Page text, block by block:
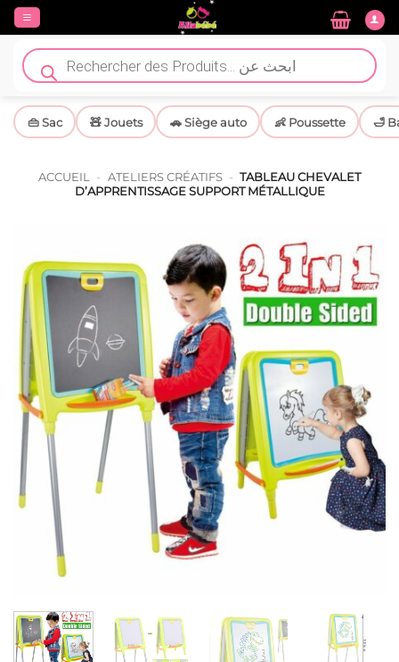
Passer
contenu
Recherche
de
produits
👜 Sac 🧸 Jouets 🚗 Siège auto 👶 Poussette 🛁
ACCUEIL - ATELIERS CRÉATIFS - TABLEAU CHEVALET
D’APPRENTISSAGE SUPPORT MÉTALLIQUE